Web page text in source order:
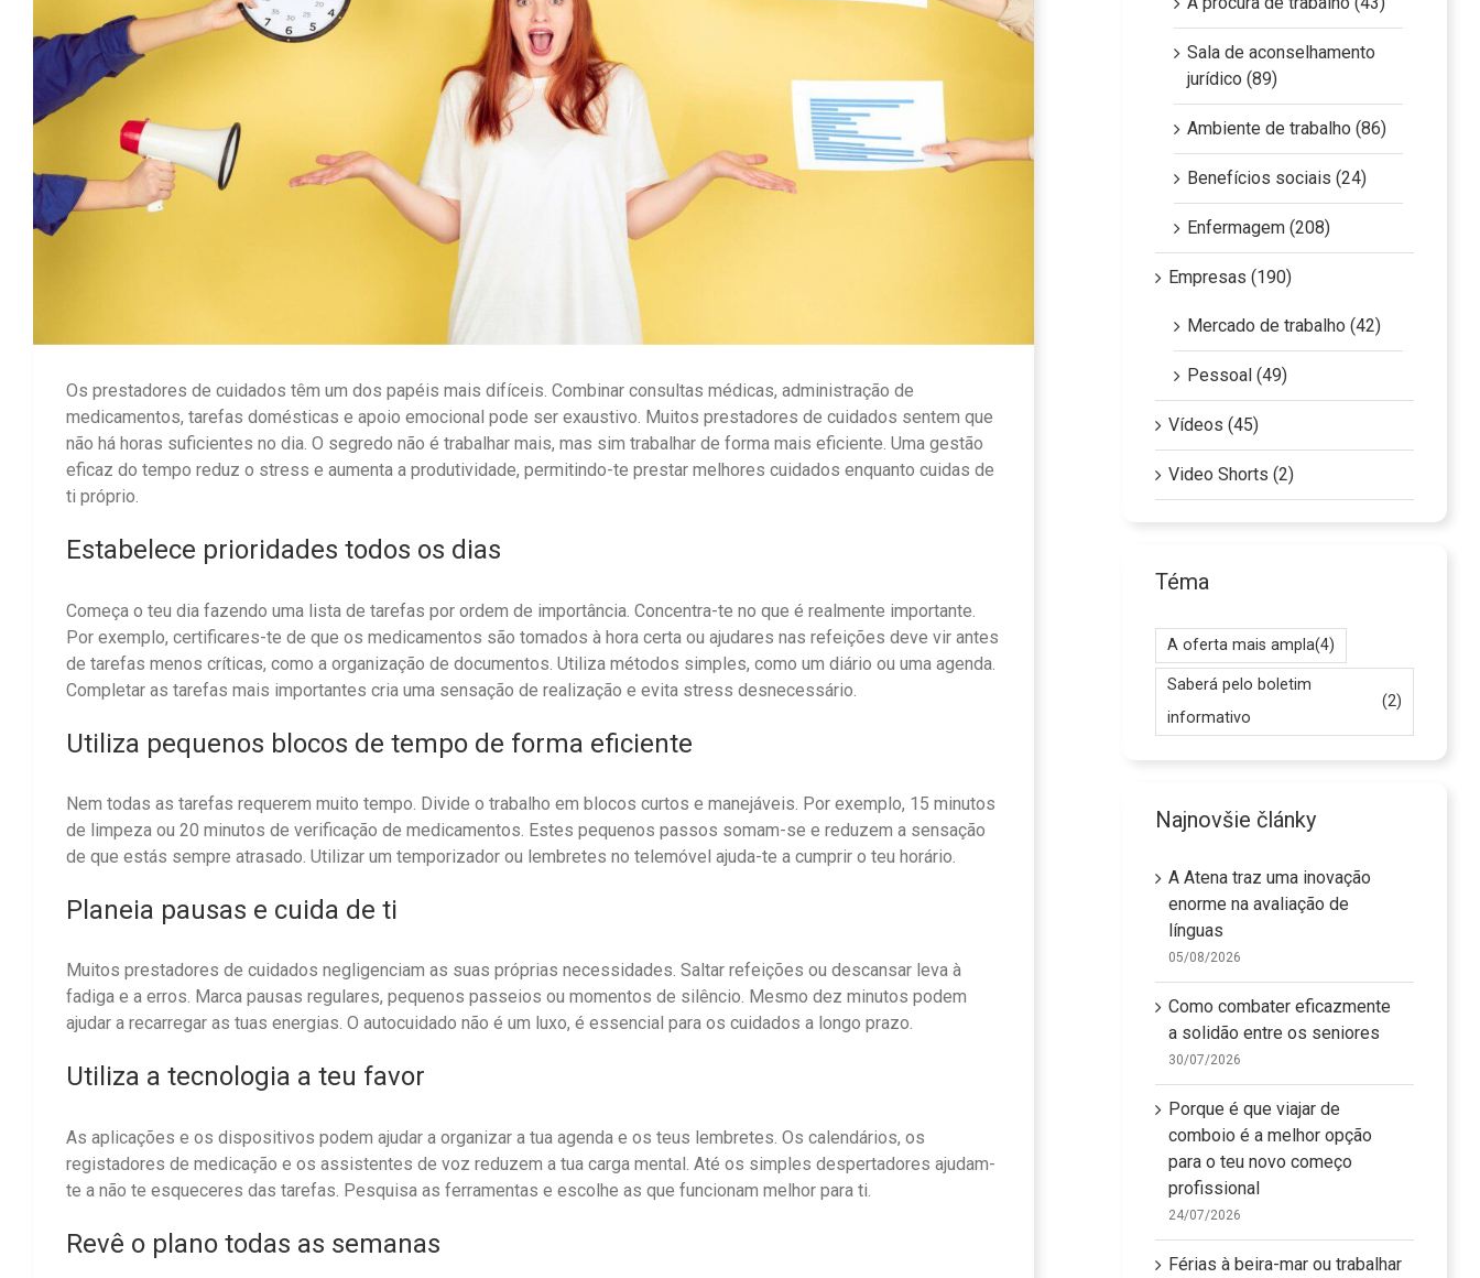
Os prestadores de cuidados têm um dos papéis mais difíceis. Combinar consultas médicas, administração de
medicamentos, tarefas domésticas e apoio emocional pode ser exaustivo. Muitos prestadores de cuidados sentem que
não há horas suficientes no dia. O segredo não é trabalhar mais, mas sim trabalhar de forma mais eficiente. Uma gestão
eficaz do tempo reduz o stress e aumenta a produtividade, permitindo-te prestar melhores cuidados enquanto cuidas de
ti próprio.
Estabelece prioridades todos os dias
Começa o teu dia fazendo uma lista de tarefas por ordem de importância. Concentra-te no que é realmente importante.
Por exemplo, certificares-te de que os medicamentos são tomados à hora certa ou ajudares nas refeições deve vir antes
de tarefas menos críticas, como a organização de documentos. Utiliza métodos simples, como um diário ou uma agenda.
Completar as tarefas mais importantes cria uma sensação de realização e evita stress desnecessário.
Utiliza pequenos blocos de tempo de forma eficiente
Nem todas as tarefas requerem muito tempo. Divide o trabalho em blocos curtos e manejáveis. Por exemplo, 15 minutos
de limpeza ou 20 minutos de verificação de medicamentos. Estes pequenos passos somam-se e reduzem a sensação
de que estás sempre atrasado. Utilizar um temporizador ou lembretes no telemóvel ajuda-te a cumprir o teu horário.
Planeia pausas e cuida de ti
Muitos prestadores de cuidados negligenciam as suas próprias necessidades. Saltar refeições ou descansar leva à
fadiga e a erros. Marca pausas regulares, pequenos passeios ou momentos de silêncio. Mesmo dez minutos podem
ajudar a recarregar as tuas energias. O autocuidado não é um luxo, é essencial para os cuidados a longo prazo.
Utiliza a tecnologia a teu favor
As aplicações e os dispositivos podem ajudar a organizar a tua agenda e os teus lembretes. Os calendários, os
registadores de medicação e os assistentes de voz reduzem a tua carga mental. Até os simples despertadores ajudam-
te a não te esqueceres das tarefas. Pesquisa as ferramentas e escolhe as que funcionam melhor para ti.
Revê o plano todas as semanas
Sala de aconselhamento
jurídico (89)
Ambiente de trabalho (86)
Benefícios sociais (24)
Enfermagem (208)
Empresas (190)
Mercado de trabalho (42)
Pessoal (49)
Vídeos (45)
Video Shorts (2)
Téma
A oferta mais ampla(4)
Saberá pelo boletim
informativo
(2)
Najnovšie články
A Atena traz uma inovação
enorme na avaliação de
línguas
05/08/2026
Como combater eficazmente
a solidão entre os seniores
30/07/2026
Porque é que viajar de
comboio é a melhor opção
para o teu novo começo
profissional
24/07/2026
Férias à beira-mar ou trabalhar